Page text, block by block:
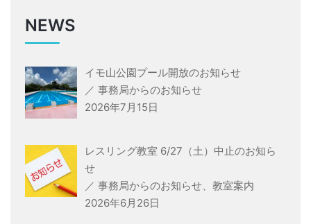
NEWS
イモ山公園プール開放のお知らせ
／事務局からのお知らせ
2026年7月15日
レスリング教室 6/27（土）中止のお知ら
せ
／事務局からのお知らせ、教室案内
2026年6月26日